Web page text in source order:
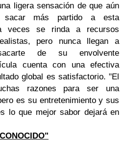
ligera sensación de que aún
más partido a esta
veces se rinda a recursos
pero nunca llegan a
de su envolvente
cuenta con una efectiva
global es satisfactorio. "El
razones para ser una
es su entretenimiento y sus
lo que mejor sabor dejará en